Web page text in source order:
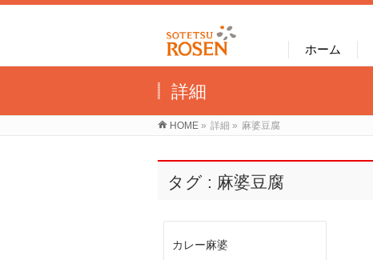
ホーム
詳細
HOME » 詳細 » 麻婆豆腐
タグ : 麻婆豆腐
カレー麻婆